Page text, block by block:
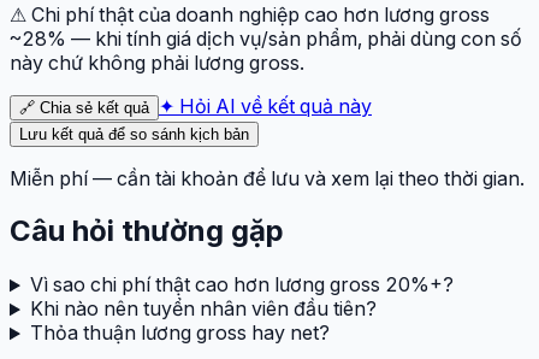
⚠ Chi phí thật của doanh nghiệp cao hơn lương gross
~28% — khi tính giá dịch vụ/sản phẩm, phải dùng con số
này chứ không phải lương gross.
🔗 Chia sẻ kết quả ✦ Hỏi AI về kết quả này
Lưu kết quả để so sánh kịch bản
Miễn phí — cần tài khoản để lưu và xem lại theo thời gian.
Câu hỏi thường gặp
Vì sao chi phí thật cao hơn lương gross 20%+?
Khi nào nên tuyển nhân viên đầu tiên?
Thỏa thuận lương gross hay net?